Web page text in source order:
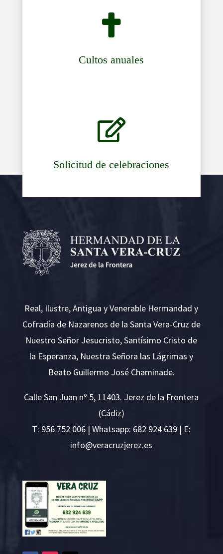

Cultos anuales

Solicitud de celebraciones
Real, Ilustre, Antigua y Venerable Hermandad y
Cofradía de Nazarenos de la Santa Vera-Cruz de
Nuestro Señor Jesucristo, Santísimo Cristo de
la Esperanza, Nuestra Señora las Lágrimas y
Beato Guillermo José Chaminade.
Calle San Juan nº 5, 11403. Jerez de la Frontera
(Cádiz)
T: 956 752 006 | Whatsapp: 682 924 639 | E:
se.ze
rejzu
rcare
v@ofn
i